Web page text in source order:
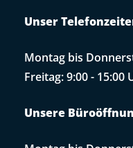
Unser
Montag bis
Freitag: 9:00 - 15:00
Unsere